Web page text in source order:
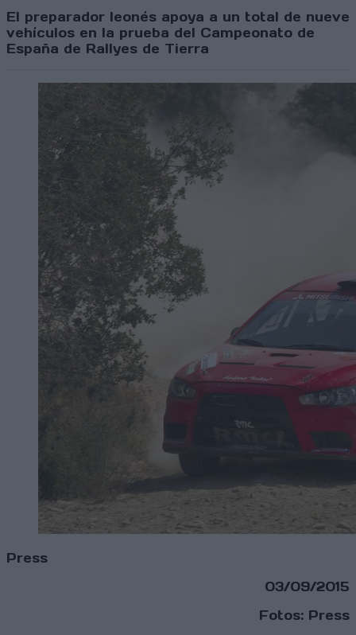
El preparador leonés apoya a un total de nueve
vehículos en la prueba del Campeonato de
España de Rallyes de Tierra
Press
03/09/2015
Fotos: Press